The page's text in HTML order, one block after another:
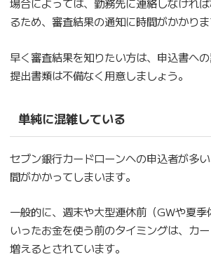
るため、審査結果の通知に時間がかかりま
早く審査結果を知りたい方は、申込書への
提出書類は不備なく用意しましょう。
単純に混雑している
セブン銀行カードローンへの申込者が多
間がかかってしまいます。
一般的に、週末や大型連休前（GWや夏季
いったお金を使う前のタイミングは、カ
増えるとされています。